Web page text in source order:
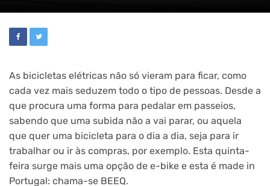
As bicicletas elétricas não só vieram para ficar, como
cada vez mais seduzem todo o tipo de pessoas. Desde a
que procura uma forma para pedalar em passeios,
sabendo que uma subida não a vai parar, ou aquela
que quer uma bicicleta para o dia a dia, seja para ir
trabalhar ou ir às compras, por exemplo. Esta quinta-
feira surge mais uma opção de e-bike e esta é made in
Portugal: chama-se BEEQ.